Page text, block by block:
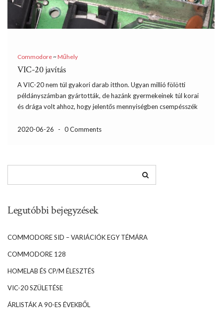
Commodore~Műhely
VIC-20 javítás
A VIC-20 nem túl gyakori darab itthon. Ugyan millió fölötti
példányszámban gyártották, de hazánk gyermekeinek túl korai
és drága volt ahhoz, hogy jelentős mennyiségben csempésszék
példányom szerepel. Most egy későbbi olcsóbb (Cost Reduced
2020-06-26 - 0 Comments
Legutóbbi bejegyzések
COMMODORE SID – VARIÁCIÓK EGY TÉMÁRA
COMMODORE 128
HOMELAB ÉS CP/M ÉLESZTÉS
VIC-20 SZÜLETÉSE
ÁRLISTÁK A 90-ES ÉVEKBŐL